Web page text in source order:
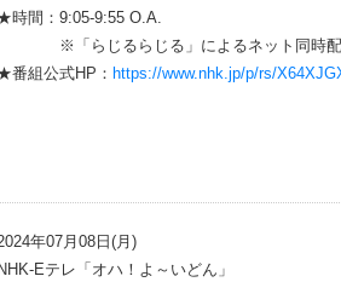
時間：9:05-9:55 O.A.
※「らじるらじる」によるネット同時配信
番組公式HP： https://www.nhk.jp/p/rs/
年07月08日(月)
NHK-Eテレ「オハ！よ～いどん」